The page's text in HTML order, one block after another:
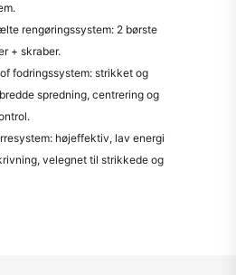
rengøringssystem: 2 børste
+ skraber.
fodringssystem: strikket og
spredning, centrering og
højeffektiv, lav energi
velegnet til strikkede og